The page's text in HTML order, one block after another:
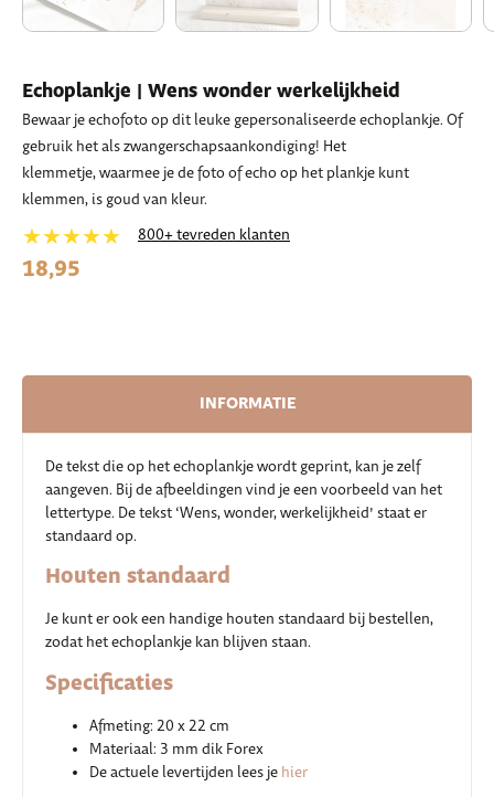
Echoplankje | Wens wonder werkelijkheid
Bewaar je echofoto op dit leuke gepersonaliseerde echoplankje. Of
gebruik het als zwangerschapsaankondiging! Het
klemmetje, waarmee je de foto of echo op het plankje kunt
klemmen, is goud van kleur.
★★★★★ 800+ tevreden klanten
18,95
INFORMATIE
De tekst die op het echoplankje wordt geprint, kan je zelf
aangeven. Bij de afbeeldingen vind je een voorbeeld van het
lettertype. De tekst ‘Wens, wonder, werkelijkheid’ staat er
standaard op.
Houten standaard
Je kunt er ook een handige houten standaard bij bestellen,
zodat het echoplankje kan blijven staan.
Specificaties
Afmeting: 20 x 22 cm
Materiaal: 3 mm dik Forex
De actuele levertijden lees je hier